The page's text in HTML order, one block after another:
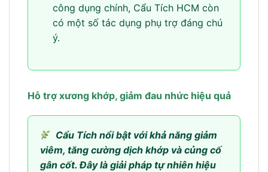
công dụng chính, Cẩu Tích HCM còn
có một số tác dụng phụ trợ đáng chú
ý.
Hỗ trợ xương khớp, giảm đau nhức hiệu quả
Cẩu Tích nổi bật với khả năng giảm
viêm, tăng cường dịch khớp và củng cố
gân cốt. Đây là giải pháp tự nhiên hiệu